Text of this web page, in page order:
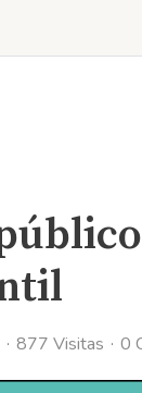
877 Visitas 0